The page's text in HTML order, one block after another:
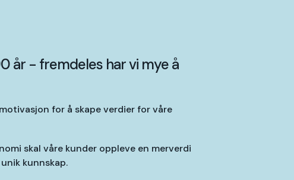
år - fremdeles har vi mye å
for å skape verdier for våre
skal våre kunder oppleve en merverdi
kunnskap.